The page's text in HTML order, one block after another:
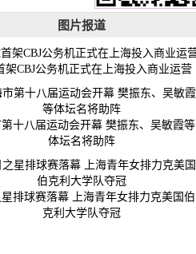
图片报道
架CBJ公务机正式在上海投入商业运营
第十八届运动会开幕 樊振东、吴敏霞等
体坛名将助阵
排球赛落幕 上海青年女排力克美国伯
克利大学队夺冠